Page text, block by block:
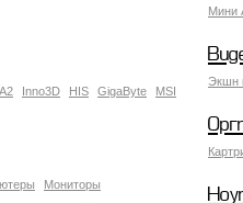
Мини
Экшн
Inno3D HIS GigaByte
MSI
Мониторы